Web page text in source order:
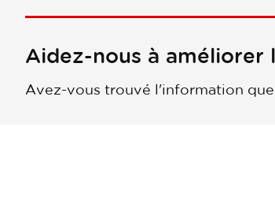
Aidez-nous à améliorer
Avez-vous trouvé l'information